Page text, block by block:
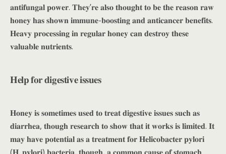
𝐚𝐧𝐭𝐢𝐟𝐮𝐧𝐠𝐚𝐥 𝐩𝐨𝐰𝐞𝐫. 𝐓𝐡𝐞𝐲’𝐫𝐞 𝐚𝐥𝐬𝐨 𝐭𝐡𝐨𝐮𝐠𝐡𝐭 𝐭𝐨 𝐛𝐞 𝐭𝐡𝐞 𝐫𝐞𝐚𝐬𝐨𝐧 𝐫𝐚𝐰
𝐡𝐨𝐧𝐞𝐲 𝐡𝐚𝐬 𝐬𝐡𝐨𝐰𝐧 𝐢𝐦𝐦𝐮𝐧𝐞-𝐛𝐨𝐨𝐬𝐭𝐢𝐧𝐠 𝐚𝐧𝐝 𝐚𝐧𝐭𝐢𝐜𝐚𝐧𝐜𝐞𝐫 𝐛𝐞𝐧𝐞𝐟𝐢𝐭𝐬.
𝐇𝐞𝐚𝐯𝐲 𝐩𝐫𝐨𝐜𝐞𝐬𝐬𝐢𝐧𝐠 𝐢𝐧 𝐫𝐞𝐠𝐮𝐥𝐚𝐫 𝐡𝐨𝐧𝐞𝐲 𝐜𝐚𝐧 𝐝𝐞𝐬𝐭𝐫𝐨𝐲 𝐭𝐡𝐞𝐬𝐞
𝐯𝐚𝐥𝐮𝐚𝐛𝐥𝐞 𝐧𝐮𝐭𝐫𝐢𝐞𝐧𝐭𝐬.
𝐇𝐞𝐥𝐩 𝐟𝐨𝐫 𝐝𝐢𝐠𝐞𝐬𝐭𝐢𝐯𝐞 𝐢𝐬𝐬𝐮𝐞𝐬
𝐇𝐨𝐧𝐞𝐲 𝐢𝐬 𝐬𝐨𝐦𝐞𝐭𝐢𝐦𝐞𝐬 𝐮𝐬𝐞𝐝 𝐭𝐨 𝐭𝐫𝐞𝐚𝐭 𝐝𝐢𝐠𝐞𝐬𝐭𝐢𝐯𝐞 𝐢𝐬𝐬𝐮𝐞𝐬 𝐬𝐮𝐜𝐡 𝐚𝐬
𝐝𝐢𝐚𝐫𝐫𝐡𝐞𝐚, 𝐭𝐡𝐨𝐮𝐠𝐡 𝐫𝐞𝐬𝐞𝐚𝐫𝐜𝐡 𝐭𝐨 𝐬𝐡𝐨𝐰 𝐭𝐡𝐚𝐭 𝐢𝐭 𝐰𝐨𝐫𝐤𝐬 𝐢𝐬 𝐥𝐢𝐦𝐢𝐭𝐞𝐝. 𝐈𝐭
𝐦𝐚𝐲 𝐡𝐚𝐯𝐞 𝐩𝐨𝐭𝐞𝐧𝐭𝐢𝐚𝐥 𝐚𝐬 𝐚 𝐭𝐫𝐞𝐚𝐭𝐦𝐞𝐧𝐭 𝐟𝐨𝐫 𝐇𝐞𝐥𝐢𝐜𝐨𝐛𝐚𝐜𝐭𝐞𝐫 𝐩𝐲𝐥𝐨𝐫𝐢